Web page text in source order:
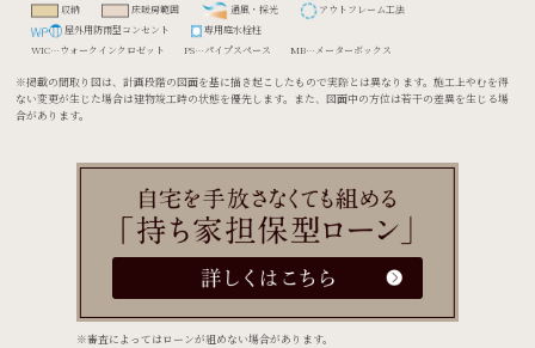
収納 床暖房範囲 通風・採光
アウトフレーム工法
屋外用防雨型コンセント
専用庭水栓柱
WIC…ウォークインクロゼット
PS…パイプスペース MB…メーターボックス
※掲載の間取り図は、計画段階の図面を基に描き起こしたもので実際とは異なります。施工上やむを得
ない変更が生じた場合は建物竣工時の状態を優先します。また、図面中の方位は若干の差異を生じる場
合があります。
※審査によってはローンが組めない場合があります。